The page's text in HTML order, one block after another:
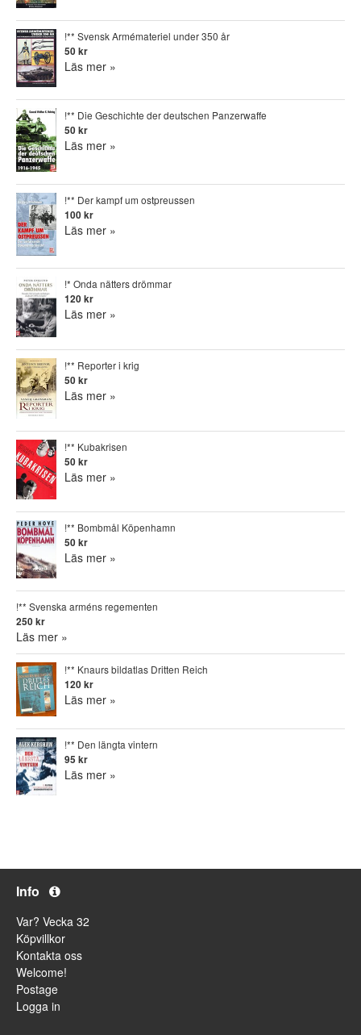
!** Svensk Armémateriel under 350 år
50 kr
Läs mer »
!** Die Geschichte der deutschen Panzerwaffe
50 kr
Läs mer »
!** Der kampf um ostpreussen
100 kr
Läs mer »
!* Onda nätters drömmar
120 kr
Läs mer »
!** Reporter i krig
50 kr
Läs mer »
!** Kubakrisen
50 kr
Läs mer »
!** Bombmål Köpenhamn
50 kr
Läs mer »
!** Svenska arméns regementen
250 kr
Läs mer »
!** Knaurs bildatlas Dritten Reich
120 kr
Läs mer »
!** Den längta vintern
95 kr
Läs mer »
Info
Var? Vecka 32
Köpvillkor
Kontakta oss
Welcome!
Postage
Logga in